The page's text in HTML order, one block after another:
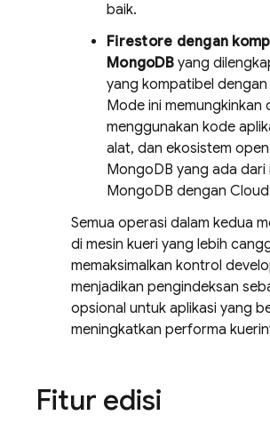
baik.
Firestore dengan
MongoDByang
yang kompatibel
Mode ini memungkinkan
menggunakan kode
alat, dan ekosistem
MongoDB yang ada dari
MongoDB dengan
Semua operasi dalam kedua
di mesin kueri yang lebih
memaksimalkan kontrol
menjadikan pengindeksan
opsional untuk aplikasi yang
meningkatkan performa
Fitur edisi